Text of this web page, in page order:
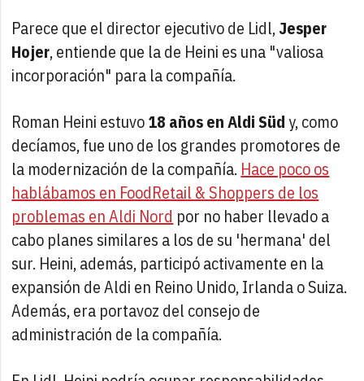
Parece que el director ejecutivo de Lidl,Jesper
Hojer, entiende que la de Heini es una "valiosa
incorporación" para la compañía.
Roman Heini estuvo18 años en Aldi Südy, como
decíamos, fue uno de los grandes promotores de
la modernización de la compañía. Hace poco os
hablábamos en FoodRetail & Shoppers de los
problemas en Aldi Nord por no haber llevado a
cabo planes similares a los de su 'hermana' del
sur. Heini, además, participó activamente en la
expansión de Aldi en Reino Unido, Irlanda o Suiza.
Además, era portavoz del consejo de
administración de la compañía.